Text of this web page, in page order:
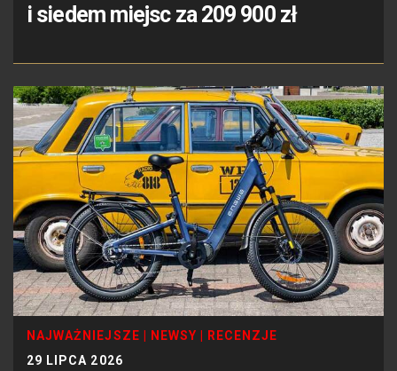
i siedem miejsc za 209 900 zł
NAJWAŻNIEJSZE NEWSY
RECENZJE
29 LIPCA 2026